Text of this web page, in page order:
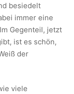
besiedelt
immer eine
Gegenteil, jetzt
ist es schön,
der
viele